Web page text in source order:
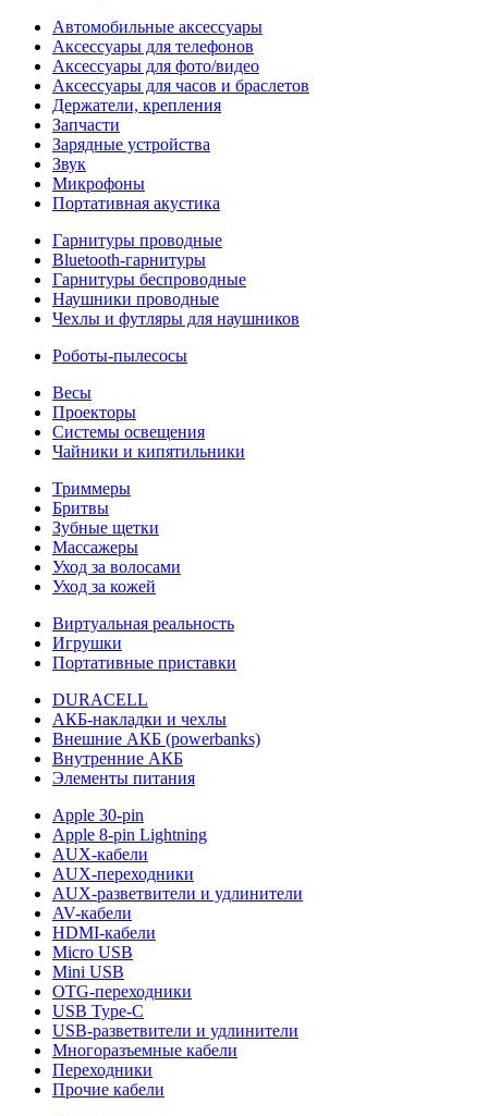
Автомобильные аксессуары
Аксессуары для телефонов
Аксессуары для фото/видео
Аксессуары для часов и браслетов
Держатели, крепления
Запчасти
Зарядные устройства
Звук
Микрофоны
Портативная акустика
Гарнитуры проводные
Bluetooth-гарнитуры
Гарнитуры беспроводные
Наушники проводные
Чехлы и футляры для наушников
Роботы-пылесосы
Весы
Проекторы
Системы освещения
Чайники и кипятильники
Триммеры
Бритвы
Зубные щетки
Массажеры
Уход за волосами
Уход за кожей
Виртуальная реальность
Игрушки
Портативные приставки
DURACELL
АКБ-накладки и чехлы
Внешние АКБ (powerbanks)
Внутренние АКБ
Элементы питания
Apple 30-pin
Apple 8-pin Lightning
AUX-кабели
AUX-переходники
AUX-разветвители и удлинители
AV-кабели
HDMI-кабели
Micro USB
Mini USB
OTG-переходники
USB Type-C
USB-разветвители и удлинители
Многоразъемные кабели
Переходники
Прочие кабели